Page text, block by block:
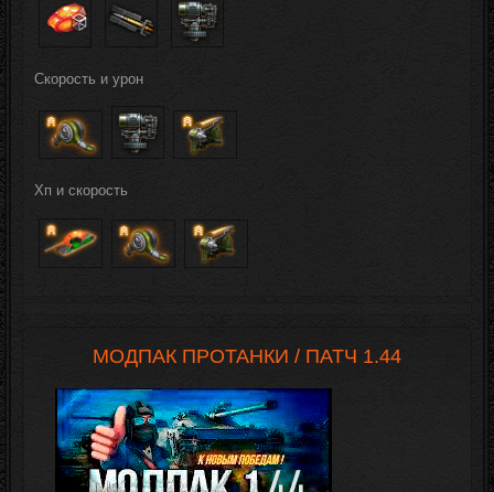
Скорость и урон
Хп и скорость
МОДПАК ПРОТАНКИ / ПАТЧ 1.44